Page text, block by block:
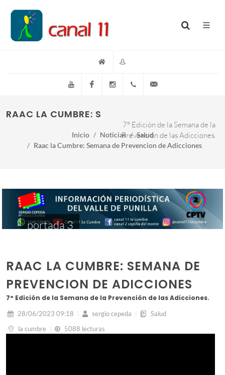
YouTube FacebookInstagram(+54)(9)3548-576073
RAAC LA CUMBRE: SEMANA DE PREVENCION
7° Edición de la Semana de la
Prevención de las Adicciones.
Inicio Noticias
Salud
Raac la Cumbre: Semana de Prevencion de Adicciones
portada 3
RAAC LA CUMBRE: SEMANA DE
PREVENCION DE ADICCIONES
7° Edición de la Semana de la Prevención de las Adicciones.
28/06/2023 09:18 sergio cepeda
Salud
la cumbre
5088 lecturas